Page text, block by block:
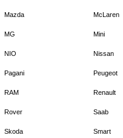
Mazda McLaren
MG Mini
NIO Nissan
Pagani Peugeot
RAM Renault
Rover Saab
Skoda Smart